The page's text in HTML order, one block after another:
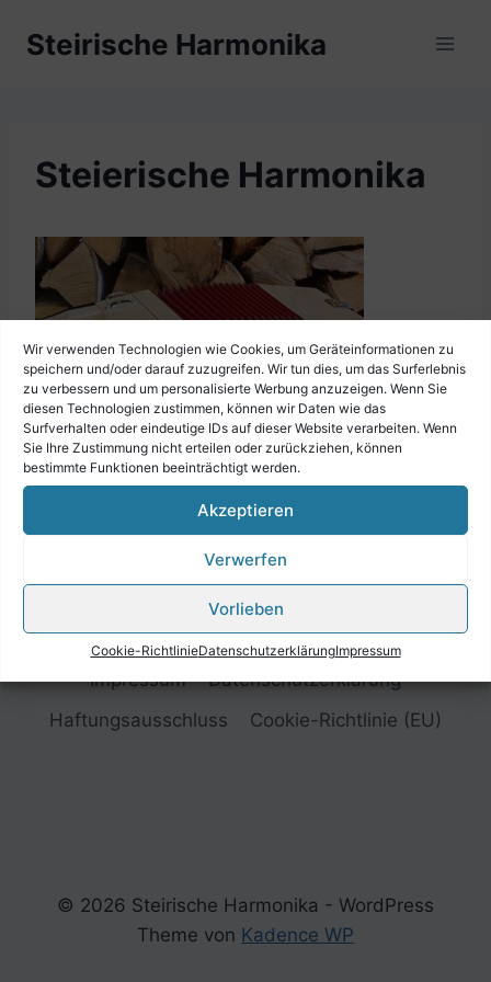
Wir verwenden Technologien wie Cookies, um Geräteinformationen zu
speichern und/oder darauf zuzugreifen. Wir tun dies, um das Surferlebnis
zu verbessern und um personalisierte Werbung anzuzeigen. Wenn Sie
diesen Technologien zustimmen, können wir Daten wie das
Surfverhalten oder eindeutige IDs auf dieser Website verarbeiten. Wenn
Sie Ihre Zustimmung nicht erteilen oder zurückziehen, können
bestimmte Funktionen beeinträchtigt werden.
Akzeptieren
Verwerfen
Vorlieben
Cookie-RichtlinieDatenschutzerklärungImpressum
InhaltSteirische Harmonika
Steierische Harmonika
Impressum
Datenschutzerklärung
Haftungsausschluss
Cookie-Richtlinie (EU)
© 2026 Steirische Harmonika - WordPress
Theme von Kadence WP